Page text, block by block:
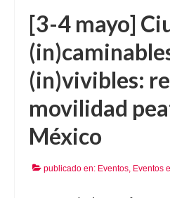
[3-4 mayo]
(in)vivibles:
movilidad
México
publicado en: Eventos, Eventos